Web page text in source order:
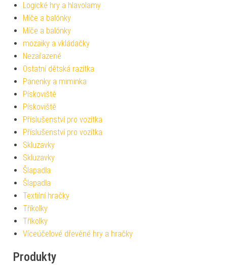
Logické hry a hlavolamy
Míče a balónky
Míče a balónky
mozaiky a vkládačky
Nezařazené
Ostatní dětská razítka
Panenky a miminka
Pískoviště
Pískoviště
Příslušenství pro vozítka
Příslušenství pro vozítka
Skluzavky
Skluzavky
Šlapadla
Šlapadla
Textilní hračky
Tříkolky
Tříkolky
Víceúčelové dřevěné hry a hračky
Produkty